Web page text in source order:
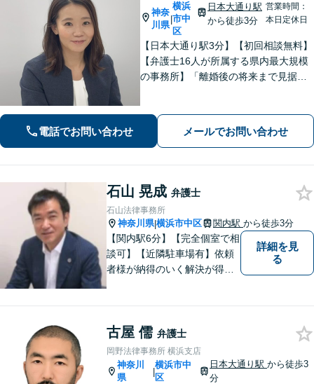
神奈
川県
|
横浜
市中
区
日本大通り駅
から徒歩3分
営業時間：
本日定休日
【日本大通り駅3分】【初回相談無料】
【弁護士16人が所属する県内最大規模
の事務所】「離婚後の将来まで見据え
い相続問題に対応する豊富な実績」
「相続登記義務化に対応」【WEB面談
電話でお問い合わせ メールでお問い合わせ
石山 晃成 弁護士
石山法律事務所
神奈川県|横浜市中区 関内駅 から徒歩3分
【関内駅6分】【完全個室で相
談可】【近隣駐車場有】依頼
者様が納得のいく解決が得ら
自身の離婚経験、社会経験、
趣味など個人の経験もフル活
用して、業務に取り組んでい
ます。
詳細を見
る
古屋 儒 弁護士
岡野法律事務所 横浜支店
神奈川
県
|
横浜市中
区
日本大通り駅から徒歩3
分